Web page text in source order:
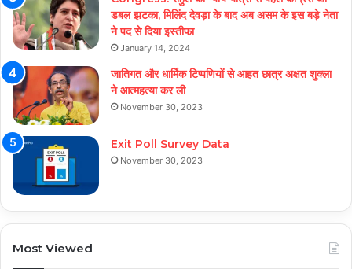
डबल झटका, मिलिंद देवड़ा के बाद अब असम के इस बड़े नेता
ने पद से दिया इस्तीफा
January 14, 2024
जातिगत और धार्मिक टिप्पणियों से आहत छात्र अक्षत शुक्ला
ने आत्महत्या कर ली
November 30, 2023
Exit Poll Survey Data
November 30, 2023
Most Viewed